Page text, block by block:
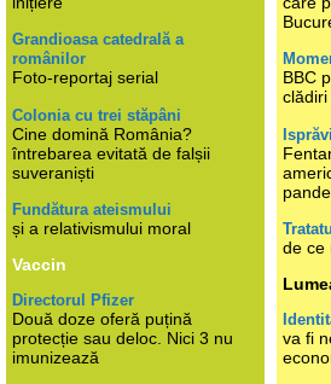
Grandioasa catedrală a
românilor
Foto-reportaj serial
Colonia cu trei stăpâni
Cine domină România?
întrebarea evitată de falșii
suveraniști
Fundătura ateismului
și a relativismului moral
Vaccin
Directorul Pfizer
Două doze oferă puțină
protecție sau deloc. Nici 3 nu
imunizează
BBC
clădiri
de ce
va fi